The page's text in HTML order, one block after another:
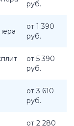
руб.
от 1 390
руб.
от 5 390
руб.
от 3 610
руб.
от 2 280